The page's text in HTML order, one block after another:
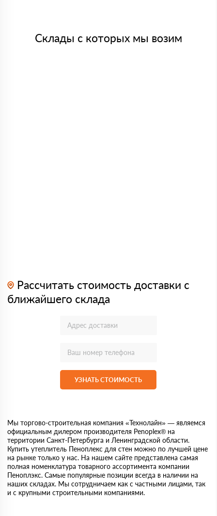
Склады с которых мы возим
Рассчитать стоимость доставки с
ближайшего склада
УЗНАТЬ СТОИМОСТЬ
Мы торгово-строительная компания «Технолайн» — являемся
официальным дилером производителя Penoplex® на
территории Санкт-Петербурга и Ленинградской области.
Купить утеплитель Пеноплекс для стен можно по лучшей цене
на рынке только у нас. На нашем сайте представлена самая
полная номенклатура товарного ассортимента компании
Пеноплэкс. Самые популярные позиции всегда в наличии на
наших складах. Мы сотрудничаем как с частными лицами, так
и с крупными строительными компаниями.